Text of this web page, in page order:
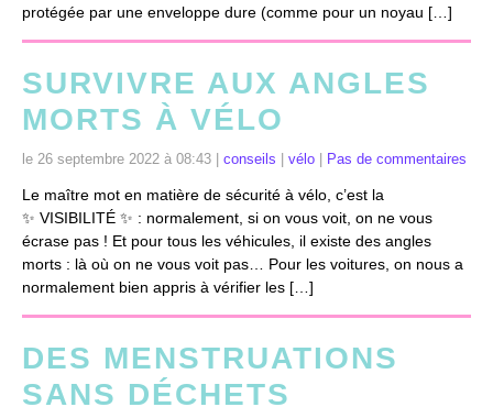
protégée par une enveloppe dure (comme pour un noyau […]
SURVIVRE AUX ANGLES
MORTS À VÉLO
le 26 septembre 2022 à 08:43 | conseils vélo Pas de commentaires
Le maître mot en matière de sécurité à vélo, c’est la
✨ VISIBILITÉ ✨ : normalement, si on vous voit, on ne vous
écrase pas ! Et pour tous les véhicules, il existe des angles
morts : là où on ne vous voit pas… Pour les voitures, on nous a
normalement bien appris à vérifier les […]
DES MENSTRUATIONS
SANS DÉCHETS